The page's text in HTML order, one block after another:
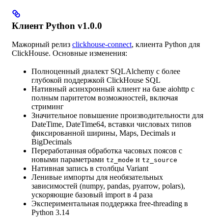
Клиент Python v1.0.0
Мажорный релиз clickhouse-connect, клиента Python для
ClickHouse. Основные изменения:
Полноценный диалект SQLAlchemy с более
глубокой поддержкой ClickHouse SQL
Нативный асинхронный клиент на базе aiohttp с
полным паритетом возможностей, включая
стриминг
Значительное повышение производительности для
DateTime, DateTime64, вставки числовых типов
фиксированной ширины, Maps, Decimals и
BigDecimals
Переработанная обработка часовых поясов с
новыми параметрами tz_mode и tz_source
Нативная запись в столбцы Variant
Ленивые импорты для необязательных
зависимостей (numpy, pandas, pyarrow, polars),
ускоряющие базовый import в 4 раза
Экспериментальная поддержка free-threading в
Python 3.14